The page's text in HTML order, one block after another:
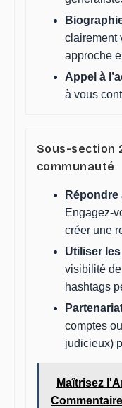
clairement
approche
Appel à
à vous
Sous-section
communauté
Engagez-
créer une
Utiliser
visibilité
hashtags
comptes
judicieux)
Maîtrisez